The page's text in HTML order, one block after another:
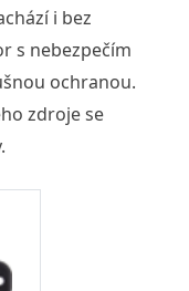
i bez
s nebezpečím
ochranou.
zdroje se